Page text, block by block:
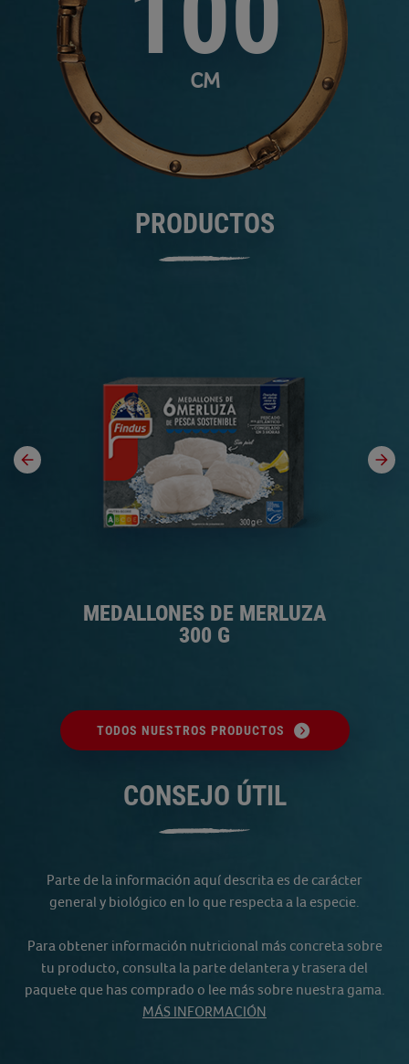
CM
PRODUCTOS
MEDALLONES DE MERLUZA
300 G
TODOS NUESTROS PRODUCTOS
CONSEJO ÚTIL
Parte de la información aquí descrita es de carácter
general y biológico en lo que respecta a la especie.
Para obtener información nutricional más concreta sobre
tu producto, consulta la parte delantera y trasera del
paquete que has comprado o lee más sobre nuestra gama.
MÁS INFORMACIÓN